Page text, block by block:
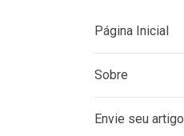
Página Inicial
Sobre
Envie seu artigo